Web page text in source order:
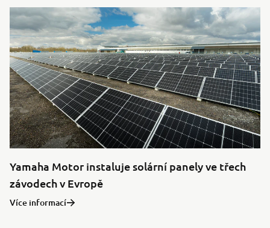
Yamaha Motor instaluje solární panely ve třech
závodech v Evropě
Více informací